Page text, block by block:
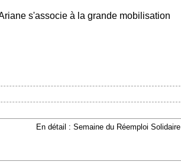
s'associe à la grande mobilisation
En détail : Semaine du Réemploi Solidaire